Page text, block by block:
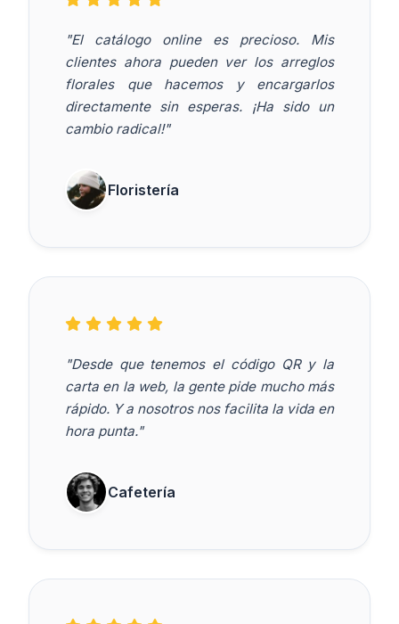
"El catálogo online es precioso. Mis
clientes ahora pueden ver los arreglos
florales que hacemos y encargarlos
directamente sin esperas. ¡Ha sido un
cambio radical!"
Floristería
"Desde que tenemos el código QR y la
carta en la web, la gente pide mucho más
rápido. Y a nosotros nos facilita la vida en
hora punta."
Cafetería